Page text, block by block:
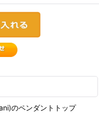
のペンダントトップ